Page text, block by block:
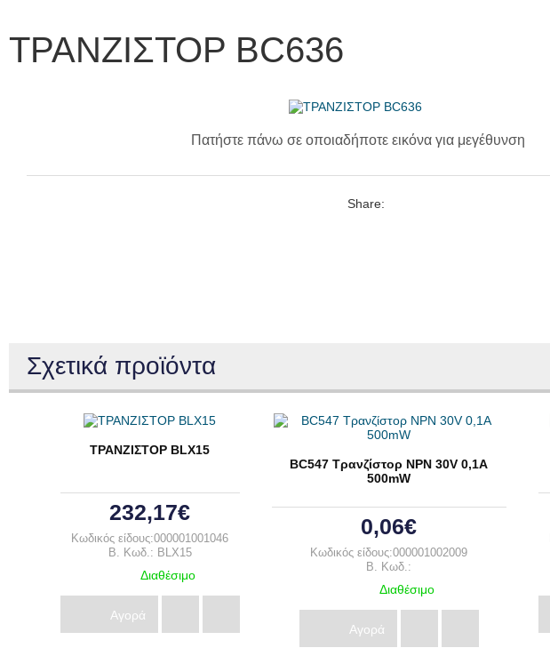
ΤΡΑΝΖΙΣΤΟΡ BC636
Πατήστε πάνω σε οποιαδήποτε εικόνα για μεγέθυνση
Share:
Σχετικά προϊόντα
ΤΡΑΝΖΙΣΤΟΡ BLX15
232,17€
Κωδικός είδους:000001001046
B. Κωδ.: BLX15
Διαθέσιμο
Αγορά
BC547 Τρανζίστορ NPN 30V 0,1A
500mW
0,06€
Κωδικός είδους:000001002009
B. Κωδ.:
Διαθέσιμο
Αγορά